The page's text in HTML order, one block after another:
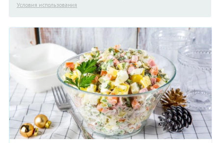
Условия использования